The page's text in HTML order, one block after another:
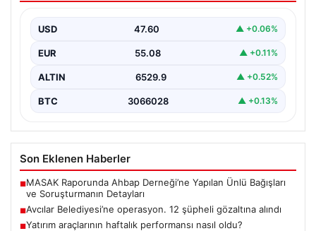
USD 47.60 ▲ +0.06%
EUR 55.08 ▲ +0.11%
ALTIN 6529.9 ▲ +0.52%
BTC 3066028 ▲ +0.13%
Son Eklenen Haberler
■MASAK Raporunda Ahbap Derneği’ne Yapılan Ünlü Bağışları
ve Soruşturmanın Detayları
■Avcılar Belediyesi’ne operasyon. 12 şüpheli gözaltına alındı
■Yatırım araçlarının haftalık performansı nasıl oldu?